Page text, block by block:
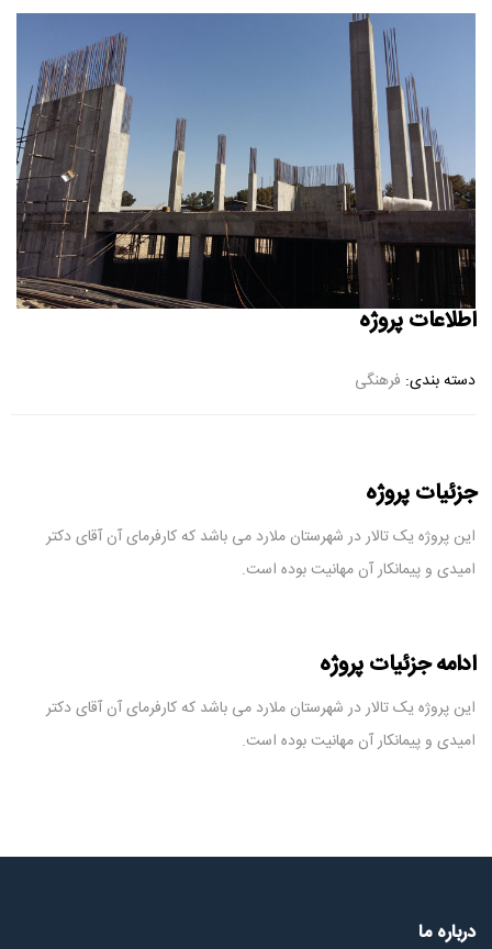
اطلاعات پروژه
دسته بندی: فرهنگی
جزئیات پروژه
این پروژه یک تالار در شهرستان ملارد می باشد که کارفرمای آن آقای دکتر
امیدی و پیمانکار آن مهانیت بوده است.
ادامه جزئیات پروژه
این پروژه یک تالار در شهرستان ملارد می باشد که کارفرمای آن آقای دکتر
امیدی و پیمانکار آن مهانیت بوده است.
درباره ما